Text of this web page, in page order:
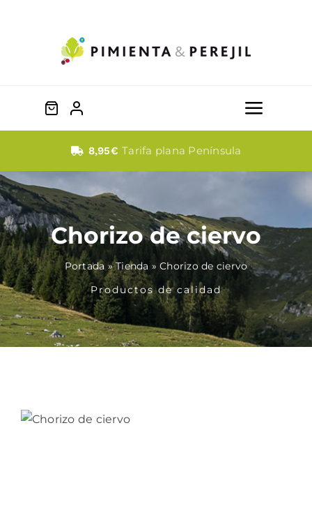
Toggle
Dulces
Fabada
Embutidos
Bebidas
Cestas
8,95€Tarifa plana Península
Chorizo de ciervo
Portada»Tienda »Chorizo de ciervo
Productos de calidad